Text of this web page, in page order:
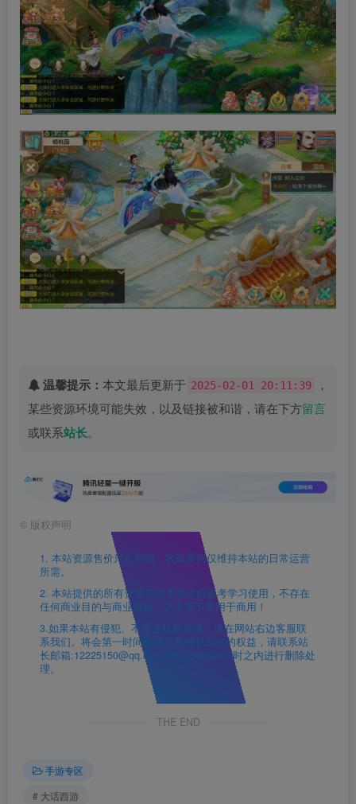
温馨提示： 本文最后更新于 2025-02-01 20:11:39
，
某些资源环境可能失效，以及链接被和谐，请在下方留言
或联系站长。
© 版权声明
1. 本站资源售价只是赞助，收取费用仅维持本站的日常运营
所需。
2. 本站提供的所有资源仅供本地单机参考学习使用，不存在
任何商业目的与商业用途，请大家不要用于商用！
3.如果本站有侵犯、不妥之处的资源，请在网站右边客服联
系我们。将会第一时间解决！若侵犯到您的权益，请联系站
长邮箱:12225150@qq.com 我们会在24h小时之内进行删除处
理。
THE END
手游专区
# 大话西游